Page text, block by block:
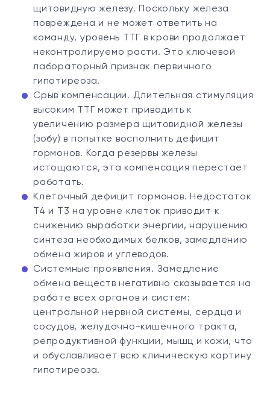
щитовидную железу. Поскольку железа
повреждена и не может ответить на
команду, уровень ТТГ в крови продолжает
неконтролируемо расти. Это ключевой
лабораторный признак первичного
гипотиреоза.
Срыв компенсации. Длительная стимуляция
высоким ТТГ может приводить к
увеличению размера щитовидной железы
(зобу) в попытке восполнить дефицит
гормонов. Когда резервы железы
истощаются, эта компенсация перестает
работать.
Клеточный дефицит гормонов. Недостаток
T4 и T3 на уровне клеток приводит к
снижению выработки энергии, нарушению
синтеза необходимых белков, замедлению
обмена жиров и углеводов.
Системные проявления. Замедление
обмена веществ негативно сказывается на
работе всех органов и систем:
центральной нервной системы, сердца и
сосудов, желудочно-кишечного тракта,
репродуктивной функции, мышц и кожи, что
и обуславливает всю клиническую картину
гипотиреоза.